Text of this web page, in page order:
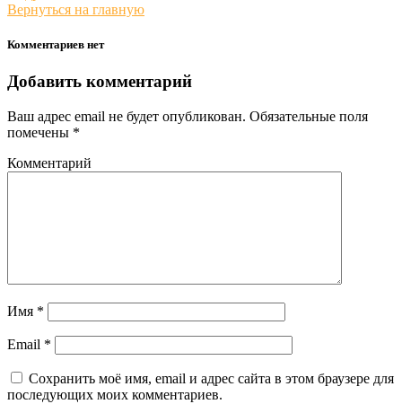
Вернуться на главную
Комментариев нет
Добавить комментарий
Ваш адрес email не будет опубликован. Обязательные поля
помечены *
Комментарий
Имя *
Email *
Сохранить моё имя, email и адрес сайта в этом браузере для
последующих моих комментариев.